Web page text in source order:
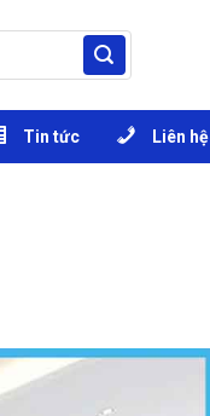
Tin tức Liên hệ